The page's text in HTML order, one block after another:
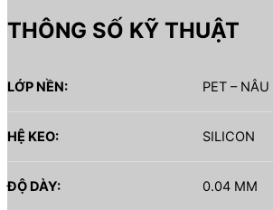
THÔNG SỐ KỸ THUẬT
LỚP NỀN: PET – NÂU
HỆ KEO: SILICON
ĐỘ DÀY: 0.04 MM